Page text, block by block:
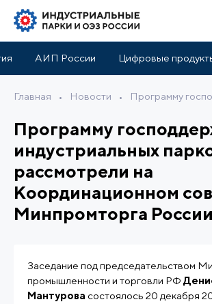
АИП России Цифровые
Главная • Новости •
Программу
индустриальных
рассмотрели на
Координационном
Минпромторга России
Заседание под председательством
промышленности и торговли РФ
Мантурова состоялось 20 декабря